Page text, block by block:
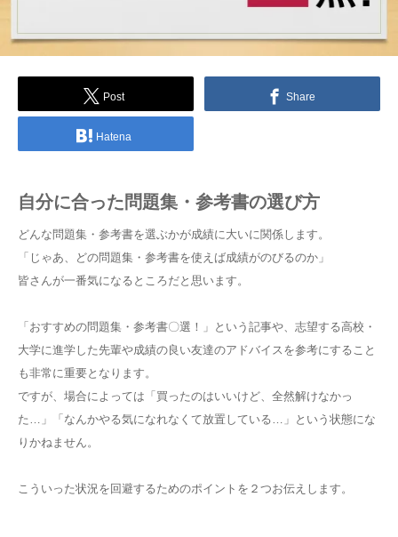
Post Share
Hatena
自分に合った問題集・参考書の選び方
どんな問題集・参考書を選ぶかが成績に大いに関係します。
「じゃあ、どの問題集・参考書を使えば成績がのびるのか」
皆さんが一番気になるところだと思います。
「おすすめの問題集・参考書〇選！」という記事や、志望する高校・
大学に進学した先輩や成績の良い友達のアドバイスを参考にすること
も非常に重要となります。
ですが、場合によっては「買ったのはいいけど、全然解けなかっ
た…」「なんかやる気になれなくて放置している…」という状態にな
りかねません。
こういった状況を回避するためのポイントを２つお伝えします。